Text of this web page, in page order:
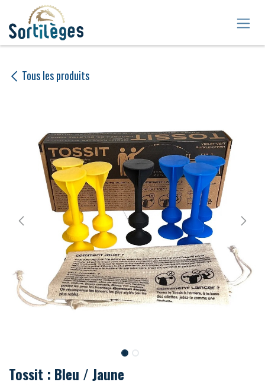
Se rendre au contenu
Tous les produits
Tossit : Bleu / Jaune